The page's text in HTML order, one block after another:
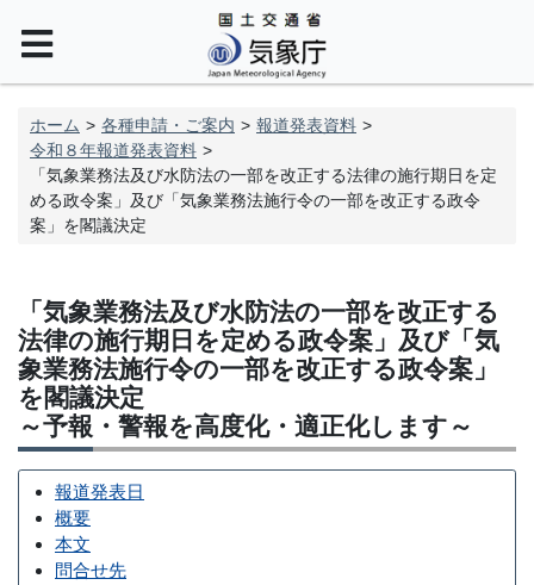
ホーム 各種申請・ご案内
報道発表資料
令和８年報道発表資料
「気象業務法及び水防法の一部を改正する法律の施行期日を定
める政令案」及び「気象業務法施行令の一部を改正する政令
案」を閣議決定
「気象業務法及び水防法の一部を改正する
法律の施行期日を定める政令案」及び「気
象業務法施行令の一部を改正する政令案」
を閣議決定
～予報・警報を高度化・適正化します～
報道発表日
概要
本文
問合せ先